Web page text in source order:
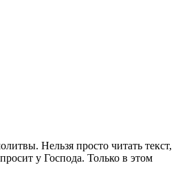
Нельзя просто читать текст,
у Господа. Только в этом